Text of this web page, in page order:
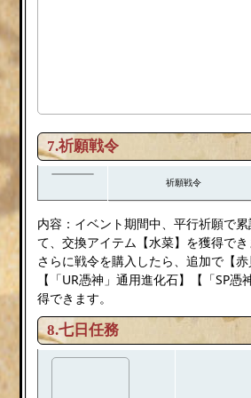
7.祈願戦令
祈願戦令
内容：イベント期間中、平行祈願で
て、交換アイテム【水菜】を獲得でき
さらに戦令を購入したら、追加で【赤
【「UR憑神」通用進化石】【「SP憑
得できます。
8.七日任務